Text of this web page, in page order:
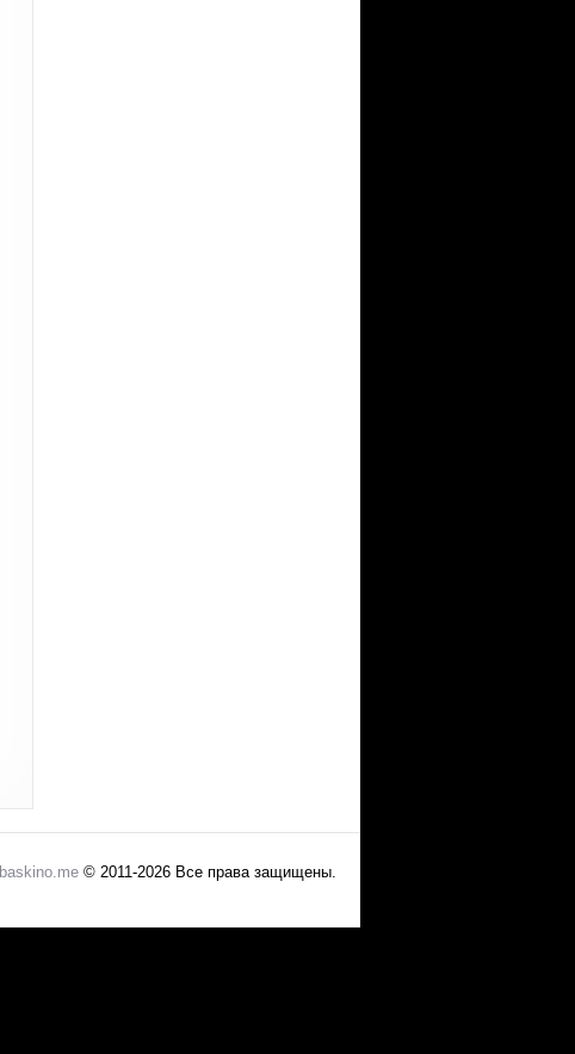
baskino.me © 2011-2026 Все права защищены.